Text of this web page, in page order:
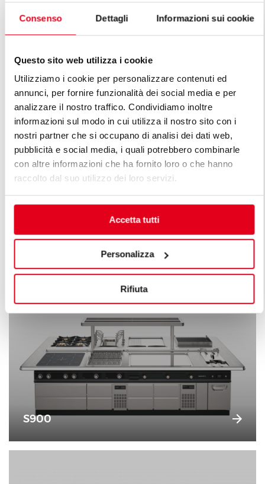
Consenso Dettagli Informazioni sui cookie
Questo sito web utilizza i cookie
Utilizziamo i cookie per personalizzare contenuti ed
annunci, per fornire funzionalità dei social media e per
analizzare il nostro traffico. Condividiamo inoltre
informazioni sul modo in cui utilizza il nostro sito con i
nostri partner che si occupano di analisi dei dati web,
pubblicità e social media, i quali potrebbero combinarle
con altre informazioni che ha fornito loro o che hanno
raccolto dal suo utilizzo dei loro servizi.
Accetta tutti
Personalizza
Rifiuta
DESCUBRA TODAS AS LINHAS DE
LINHA PREMIUM
exigências dos profissionais. Uma cozinha modular
premium é projetada levando em conta as exigências
específicas do cliente, mantendo elevados padrões de
tecnologia, assim como linhas de beleza requintada.
S900